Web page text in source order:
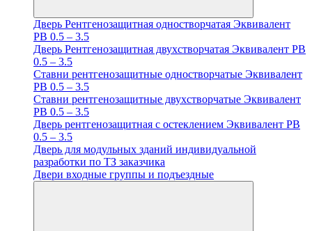
Дверь Рентгенозащитная одностворчатая Эквивалент
PB 0.5 – 3.5
Дверь Рентгенозащитная двухстворчатая Эквивалент PB
0.5 – 3.5
Ставни рентгенозащитные одностворчатые Эквивалент
PB 0.5 – 3.5
Ставни рентгенозащитные двухстворчатые Эквивалент
PB 0.5 – 3.5
Дверь рентгенозащитная с остеклением Эквивалент PB
0.5 – 3.5
Дверь для модульных зданий индивидуальной
разработки по ТЗ заказчика
Двери входные группы и подъездные